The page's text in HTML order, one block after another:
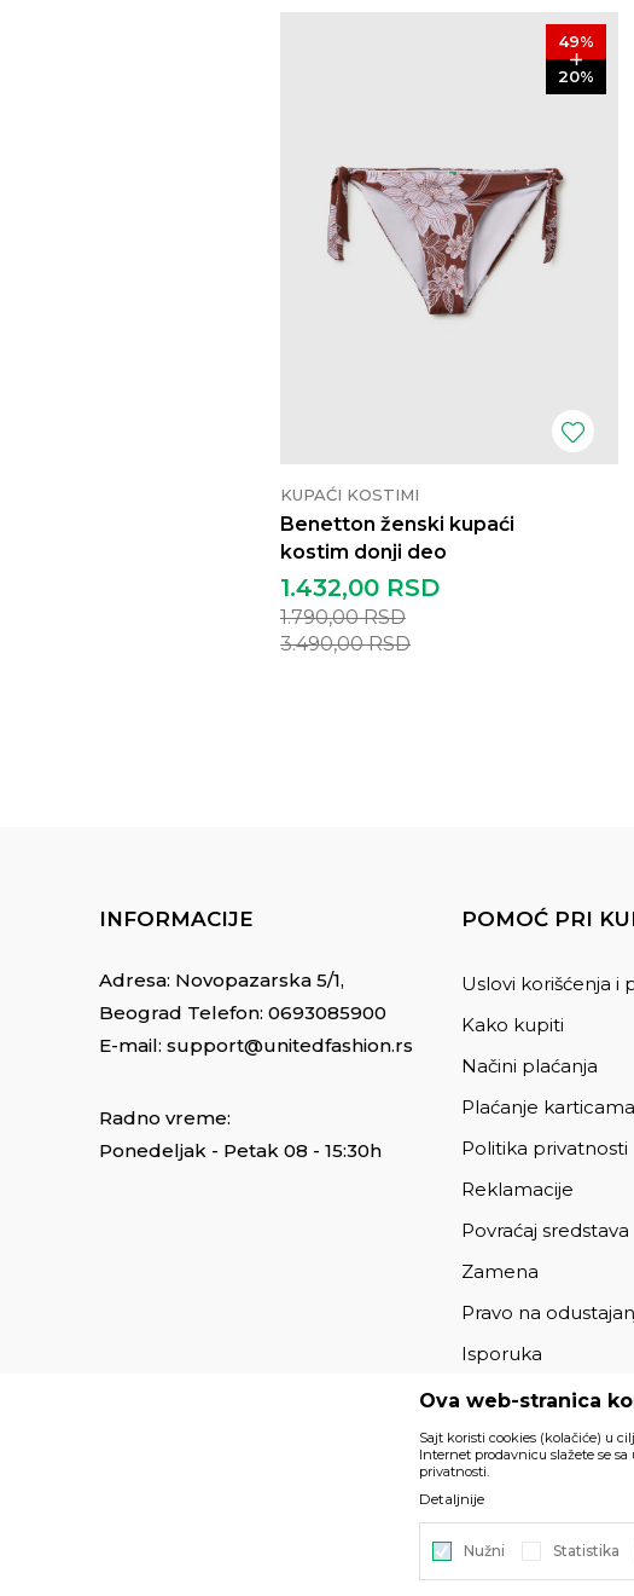
49%
20%
KUPAĆI KOSTIMI
Benetton ženski kupaći
kostim donji deo
1.432,00 RSD
1.790,00RSD
3.490,00RSD
INFORMACIJE
Adresa: Novopazarska 5/1,
Beograd Telefon: 0693085900
E-mail: support@unitedfashion.rs
Radno vreme:
Ponedeljak - Petak 08 - 15:30h
POMOĆ PRI
Uslovi korišćenja i
Kako kupiti
Načini plaćanja
Plaćanje karticama
Politika privatnosti
Reklamacije
Povraćaj sredstava
Zamena
Pravo na
Isporuka
Podaci su informativnog karaktera i podložni su izmenama. Svi artikli
deo naše ponude i ne podrazumeva da su dostupni u svakom
, IzradaNB SOFT
Ova web-stranica
Sajt koristi cookies (kolačiće) u
Internet prodavnicu slažete se
privatnosti.
Detaljnije
Nužni Statistika